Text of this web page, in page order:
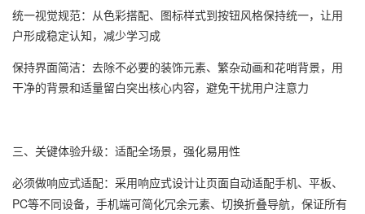
统一视觉规范：从色彩搭配、图标样式到按钮风格保持统一，让用
户形成稳定认知，减少学习成
保持界面简洁：去除不必要的装饰元素、繁杂动画和花哨背景，用
干净的背景和适量留白突出核心内容，避免干扰用户注意力
三、关键体验升级：适配全场景，强化易用性
必须做响应式适配：采用响应式设计让页面自动适配手机、平板、
PC等不同设备，手机端可简化冗余元素、切换折叠导航，保证所有